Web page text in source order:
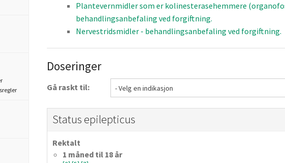
Plantevernmidler som er kolinesterasehemmere
behandlingsanbefaling ved forgiftning.
Nervestridsmidler - behandlingsanbefaling ved forgiftning.
Doseringer
Gå raskt til:
Status epilepticus
Rektalt
1 måned til 18 år